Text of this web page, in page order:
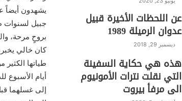
يشهدون أيضاً
جبيل لسنوات
بروحٍ مرحة،
كان خالي
طياتها
أيام الأسبوع
إلى غسلهما
عن اللحظات الأخيرة قبيل
عدوان الرميلة 1989
ديسمبر 29, 2018
هذه هي حكاية السفينة
التي نقلت نترات الأمونيوم
الى مرفأ بيروت